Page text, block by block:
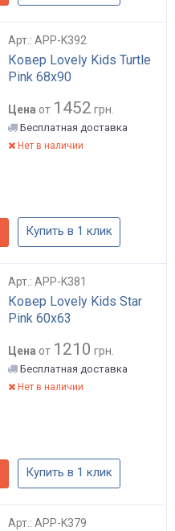
Арт.: APP-K392
Ковер Lovely Kids Turtle
Pink 68x90
Цена от 1452 грн.
Бесплатная доставка
Нет в наличии
Купить в 1 клик
Арт.: APP-K381
Ковер Lovely Kids Star
Pink 60x63
Цена от 1210 грн.
Бесплатная доставка
Нет в наличии
Купить в 1 клик
Арт.: APP-K379